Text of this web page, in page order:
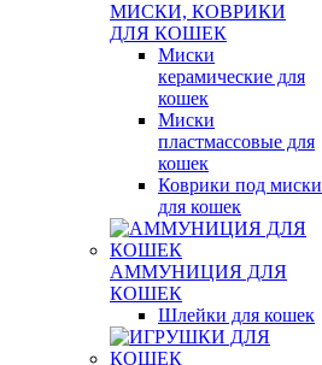
МИСКИ, КОВРИКИ
ДЛЯ КОШЕК
Миски
керамические для
кошек
Миски
пластмассовые для
кошек
Коврики под миски
для кошек
АММУНИЦИЯ ДЛЯ
КОШЕК
Шлейки для кошек